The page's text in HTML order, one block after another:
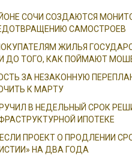
СОЧИ СОЗДАЮТСЯ
САМОСТРОЕВ
ЖИЛЬЯ
ДО ТОГО, КАК ПОЙМАЮТ
ЗА НЕЗАКОННУЮ
К МАРТУ
В НЕДЕЛЬНЫЙ СРОК
ИПОТЕКЕ
ПРОЕКТ О ПРОДЛЕНИИ
НА ДВА ГОДА